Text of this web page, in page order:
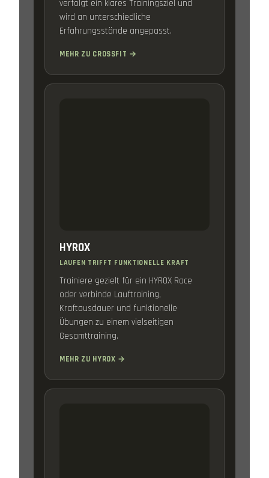
verfolgt ein klares Trainingsziel und
wird an unterschiedliche
Erfahrungsstände angepasst.
MEHR ZU CROSSFIT →
HYROX
LAUFEN TRIFFT FUNKTIONELLE KRAFT
Trainiere gezielt für ein HYROX Race
oder verbinde Lauftraining,
Kraftausdauer und funktionelle
Übungen zu einem vielseitigen
Gesamttraining.
MEHR ZU HYROX →